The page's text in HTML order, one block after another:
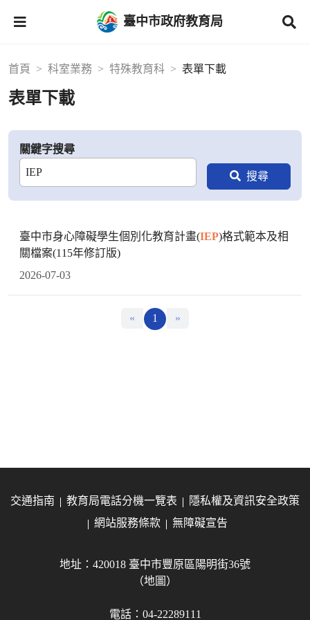
臺中市政府教育局
首頁 科室業務 特殊教育科 表單下載
表單下載
關鍵字搜尋
臺中市身心障礙學生個別化教育計畫(IEP)格式範本及相
關檔案(115年修訂版)
2026-07-03
« 1 »
交通指南 教育局電話分機一覽表
隱私權及資訊安全政策
網站服務條款
無障礙宣告
地址：420018 臺中市豐原區陽明街36號
（地圖）
電話：04-22289111